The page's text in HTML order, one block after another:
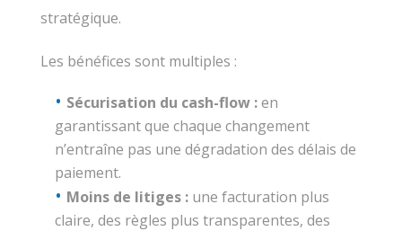
stratégique.
Les bénéfices sont multiples :
Sécurisation du cash-flow :en
garantissant que chaque changement
n’entraîne pas une dégradation des délais de
paiement.
Moins de litiges :une facturation plus
claire, des règles plus transparentes, des